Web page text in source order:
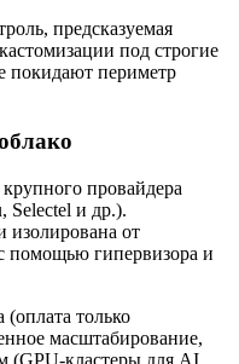
предсказуемая
под строгие
покидают периметр
провайдера
Selectel и др.).
изолирована от
помощью гипервизора и
только
масштабирование,
(GPU-кластеры для AI,